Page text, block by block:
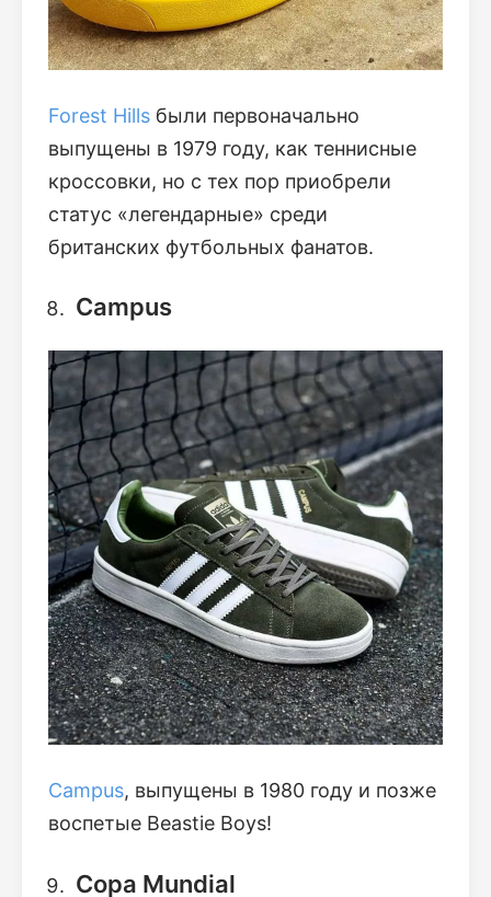
Forest Hills были первоначально
выпущены в 1979 году, как теннисные
кроссовки, но с тех пор приобрели
статус «легендарные» среди
британских футбольных фанатов.
Campus
Campus, выпущены в 1980 году и позже
воспетые Beastie Boys!
Copa Mundial